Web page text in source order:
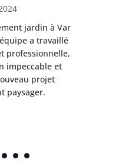
jardin à Var
a travaillé
professionnelle,
impeccable et
projet
paysager.